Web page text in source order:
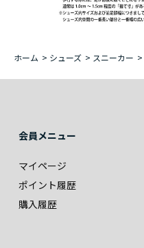
ホーム > シューズ > スニーカー >
会員メニュー
マイページ
ポイント履歴
購入履歴